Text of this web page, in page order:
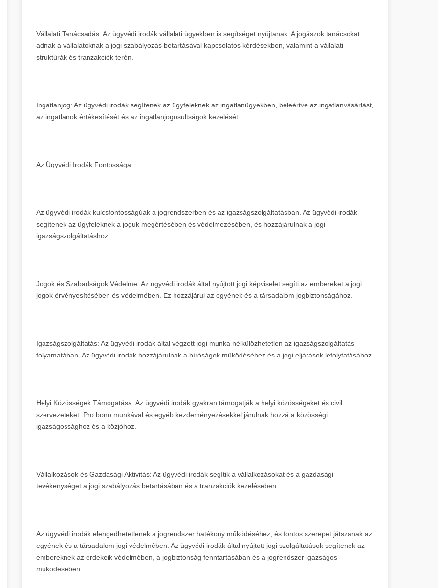
Vállalati Tanácsadás: Az ügyvédi irodák vállalati ügyekben is segítséget nyújtanak. A jogászok tanácsokat
adnak a vállalatoknak a jogi szabályozás betartásával kapcsolatos kérdésekben, valamint a vállalati
struktúrák és tranzakciók terén.
Ingatlanjog: Az ügyvédi irodák segítenek az ügyfeleknek az ingatlanügyekben, beleértve az ingatlanvásárlást,
az ingatlanok értékesítését és az ingatlanjogosultságok kezelését.
Az Ügyvédi Irodák Fontossága:
Az ügyvédi irodák kulcsfontosságúak a jogrendszerben és az igazságszolgáltatásban. Az ügyvédi irodák
segítenek az ügyfeleknek a joguk megértésében és védelmezésében, és hozzájárulnak a jogi
igazságszolgáltatáshoz.
Jogok és Szabadságok Védelme: Az ügyvédi irodák által nyújtott jogi képviselet segíti az embereket a jogi
jogok érvényesítésében és védelmében. Ez hozzájárul az egyének és a társadalom jogbiztonságához.
Igazságszolgáltatás: Az ügyvédi irodák által végzett jogi munka nélkülözhetetlen az igazságszolgáltatás
folyamatában. Az ügyvédi irodák hozzájárulnak a bíróságok működéséhez és a jogi eljárások lefolytatásához.
Helyi Közösségek Támogatása: Az ügyvédi irodák gyakran támogatják a helyi közösségeket és civil
szervezeteket. Pro bono munkával és egyéb kezdeményezésekkel járulnak hozzá a közösségi
igazságossághoz és a közjóhoz.
Vállalkozások és Gazdasági Aktivitás: Az ügyvédi irodák segítik a vállalkozásokat és a gazdasági
tevékenységet a jogi szabályozás betartásában és a tranzakciók kezelésében.
Az ügyvédi irodák elengedhetetlenek a jogrendszer hatékony működéséhez, és fontos szerepet játszanak az
egyének és a társadalom jogi védelmében. Az ügyvédi irodák által nyújtott jogi szolgáltatások segítenek az
embereknek az érdekeik védelmében, a jogbiztonság fenntartásában és a jogrendszer igazságos
működésében.